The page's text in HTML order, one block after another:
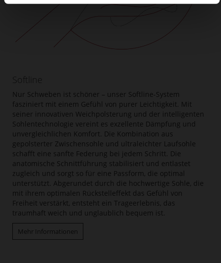
Softline
Nur Schweben ist schöner – unser Softline-System
fasziniert mit einem Gefühl von purer Leichtigkeit. Mit
seiner innovativen Weichpolsterung und der intelligenten
Sohlentechnologie vereint es exzellente Dämpfung und
unvergleichlichen Komfort. Die Kombination aus
gepolsterter Zwischensohle und ultraleichter Laufsohle
schafft eine sanfte Federung bei jedem Schritt. Die
anatomische Schnittführung stabilisiert und entlastet
zugleich und sorgt so für eine Passform, die optimal
unterstützt. Abgerundet durch die hochwertige Sohle, die
mit ihrem optimalen Rückstelleffekt das Gefühl von
Freiheit verstärkt, entsteht ein Trageerlebnis, das
traumhaft weich und unglaublich bequem ist.
Mehr Informationen